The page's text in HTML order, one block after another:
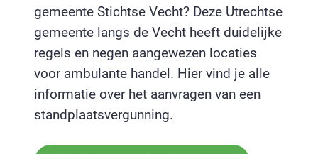
gemeente Stichtse Vecht? Deze Utrechtse
gemeente langs de Vecht heeft duidelijke
regels en negen aangewezen locaties
voor ambulante handel. Hier vind je alle
informatie over het aanvragen van een
standplaatsvergunning.